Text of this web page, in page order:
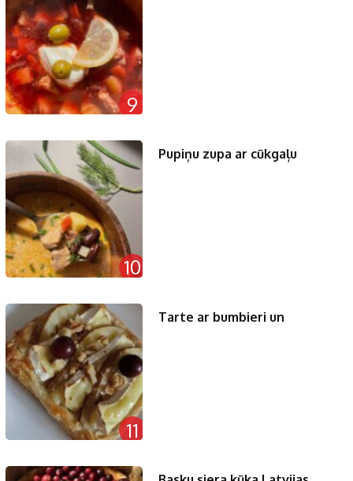
9
10
Pupiņu zupa ar cūkgaļu
11
Tarte ar bumbieri un